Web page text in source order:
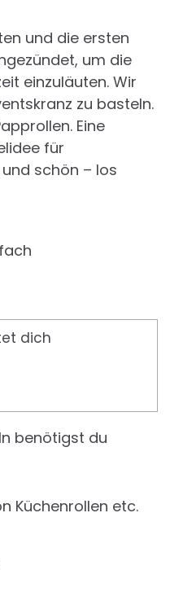
und die ersten
um die
einzuläuten. Wir
zu basteln.
Eine
für
schön – los
dich
benötigst du
Küchenrollen etc.